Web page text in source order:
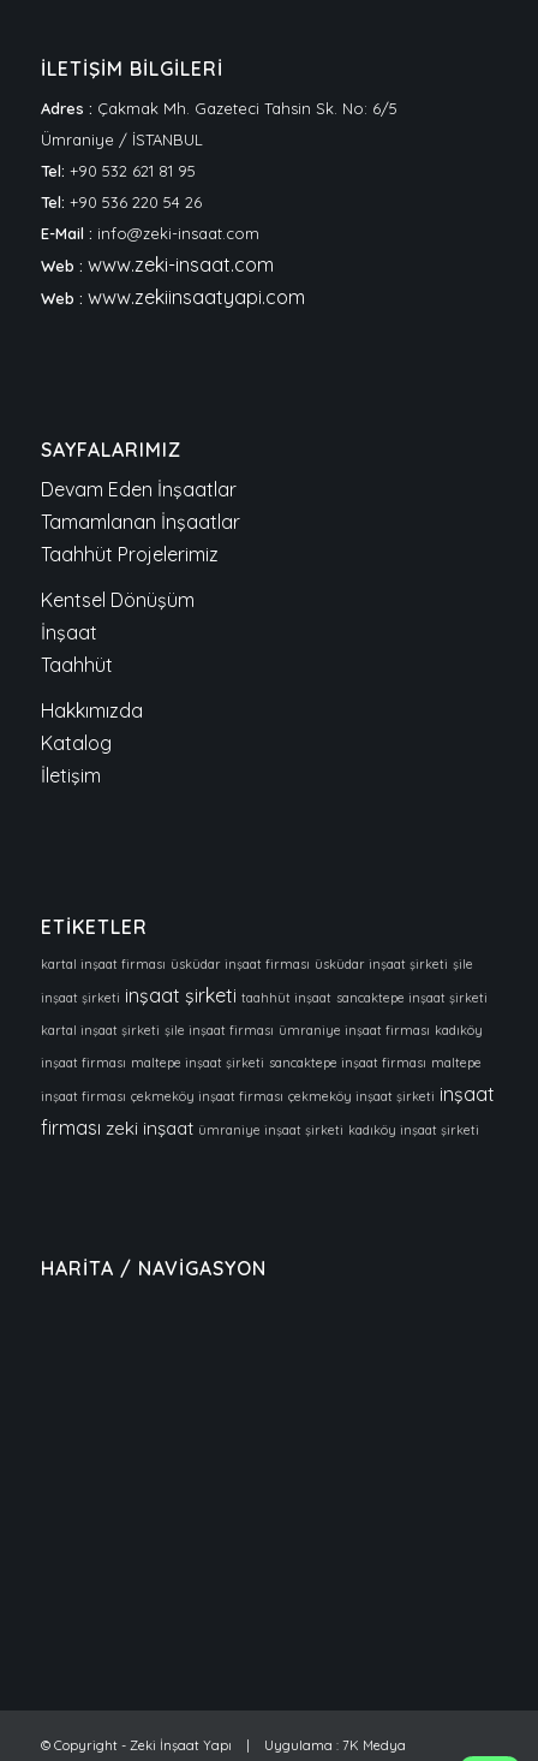
İLETİŞİM BİLGİLERİ
Adres : Çakmak Mh. Gazeteci Tahsin Sk. No: 6/5
Ümraniye / İSTANBUL
Tel: +90 532 621 81 95
Tel: +90 536 220 54 26
E-Mail : info@zeki-insaat.com
Web : www.zeki-insaat.com
Web : www.zekiinsaatyapi.com
SAYFALARIMIZ
Devam Eden İnşaatlar
Tamamlanan İnşaatlar
Taahhüt Projelerimiz
Kentsel Dönüşüm
İnşaat
Taahhüt
Hakkımızda
Katalog
İletişim
ETİKETLER
kartal inşaat firması üsküdar inşaat firması üsküdar inşaat şirketi şile
inşaat şirketi inşaat şirketi taahhüt inşaat sancaktepe inşaat şirketi
kartal inşaat şirketi şile inşaat firması ümraniye inşaat firması kadıköy
inşaat firması maltepe inşaat şirketi sancaktepe inşaat firması maltepe
inşaat firması çekmeköy inşaat firması çekmeköy inşaat şirketi inşaat
firması zeki inşaat ümraniye inşaat şirketi kadıköy inşaat şirketi
HARİTA / NAVİGASYON
© Copyright - Zeki İnşaat Yapı | Uygulama : 7K Medya